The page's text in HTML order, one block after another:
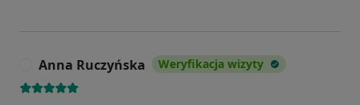
Anna Ruczyńska Weryfikacja wizyty